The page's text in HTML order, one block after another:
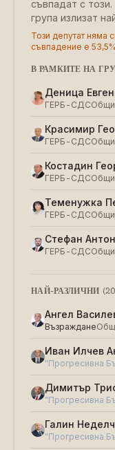
съвпадат с
група излизат
Този депутат няма
съвпадение е
В РАМКИТЕ НА
Деница
ГЕРБ-СДСОбщи
Красимир
ГЕРБ-СДСОбщи
Костадин
ГЕРБ-СДСОбщи
Теменужка
ГЕРБ-СДСОбщи
Стефан
ГЕРБ-СДСОбщи
НАЙ-РАЗЛИЧНИ (20
Ангел
Възраждане
Иван Илчев
"Прогресивна
Димитър
"Прогресивна
Галин
"Прогресивна